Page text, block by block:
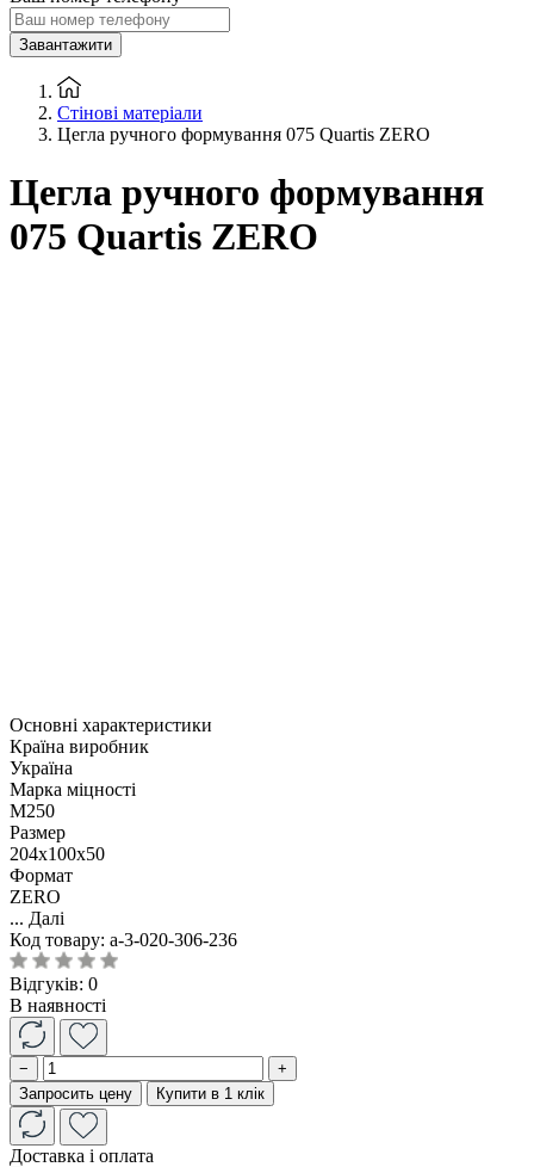
Завантажити
Стінові матеріали
Цегла ручного формування 075 Quartis ZERO
Цегла ручного формування
075 Quartis ZERO
Основні характеристики
Країна виробник
Україна
Марка міцності
М250
Размер
204x100x50
Формат
ZERO
... Далі
Код товару: a-3-020-306-236
Відгуків: 0
В наявності
−
+
Запросить цену
Купити в 1 клік
Доставка і оплата